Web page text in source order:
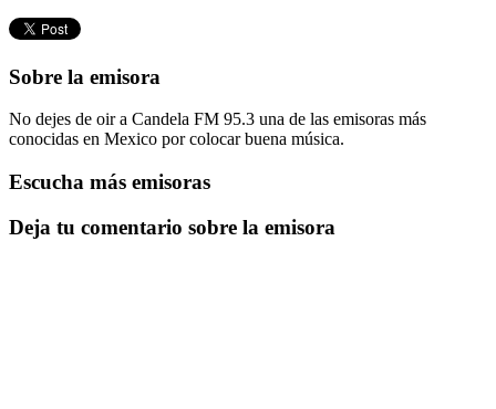
Sobre la emisora
No dejes de oir a Candela FM 95.3 una de las emisoras más
conocidas en Mexico por colocar buena música.
Escucha más emisoras
Deja tu comentario sobre la emisora